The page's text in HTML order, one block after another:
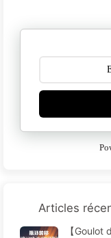
Articles
【